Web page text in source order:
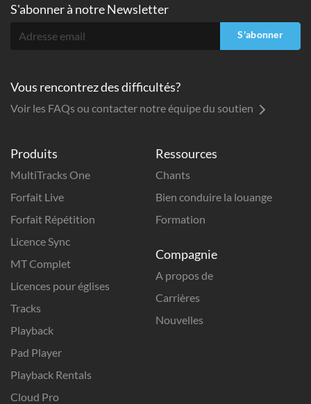
Produits
MultiTracks One
Forfait Live
Forfait Répétition
Licence Sync
MT Complet
Licences pour églises
Tracks
Playback
Pad Player
Playback Rentals
Cloud Pro
Ressources
Chants
Bien conduire la louange
Formation
Compagnie
A propos de
Carrières
Nouvelles
S'abonner à notre Newsletter
S'abonner
Vous rencontrez des difficultés?
Voir les FAQs ou contacter notre équipe du soutien